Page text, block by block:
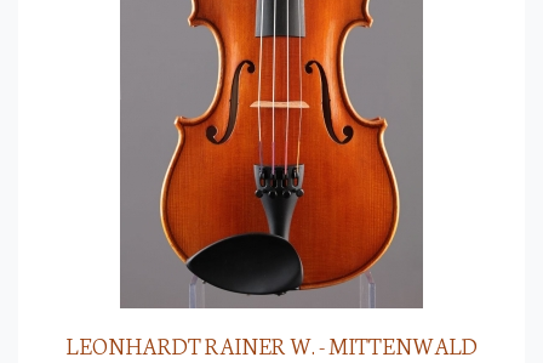
LEONHARDT RAINER W. - MITTENWALD